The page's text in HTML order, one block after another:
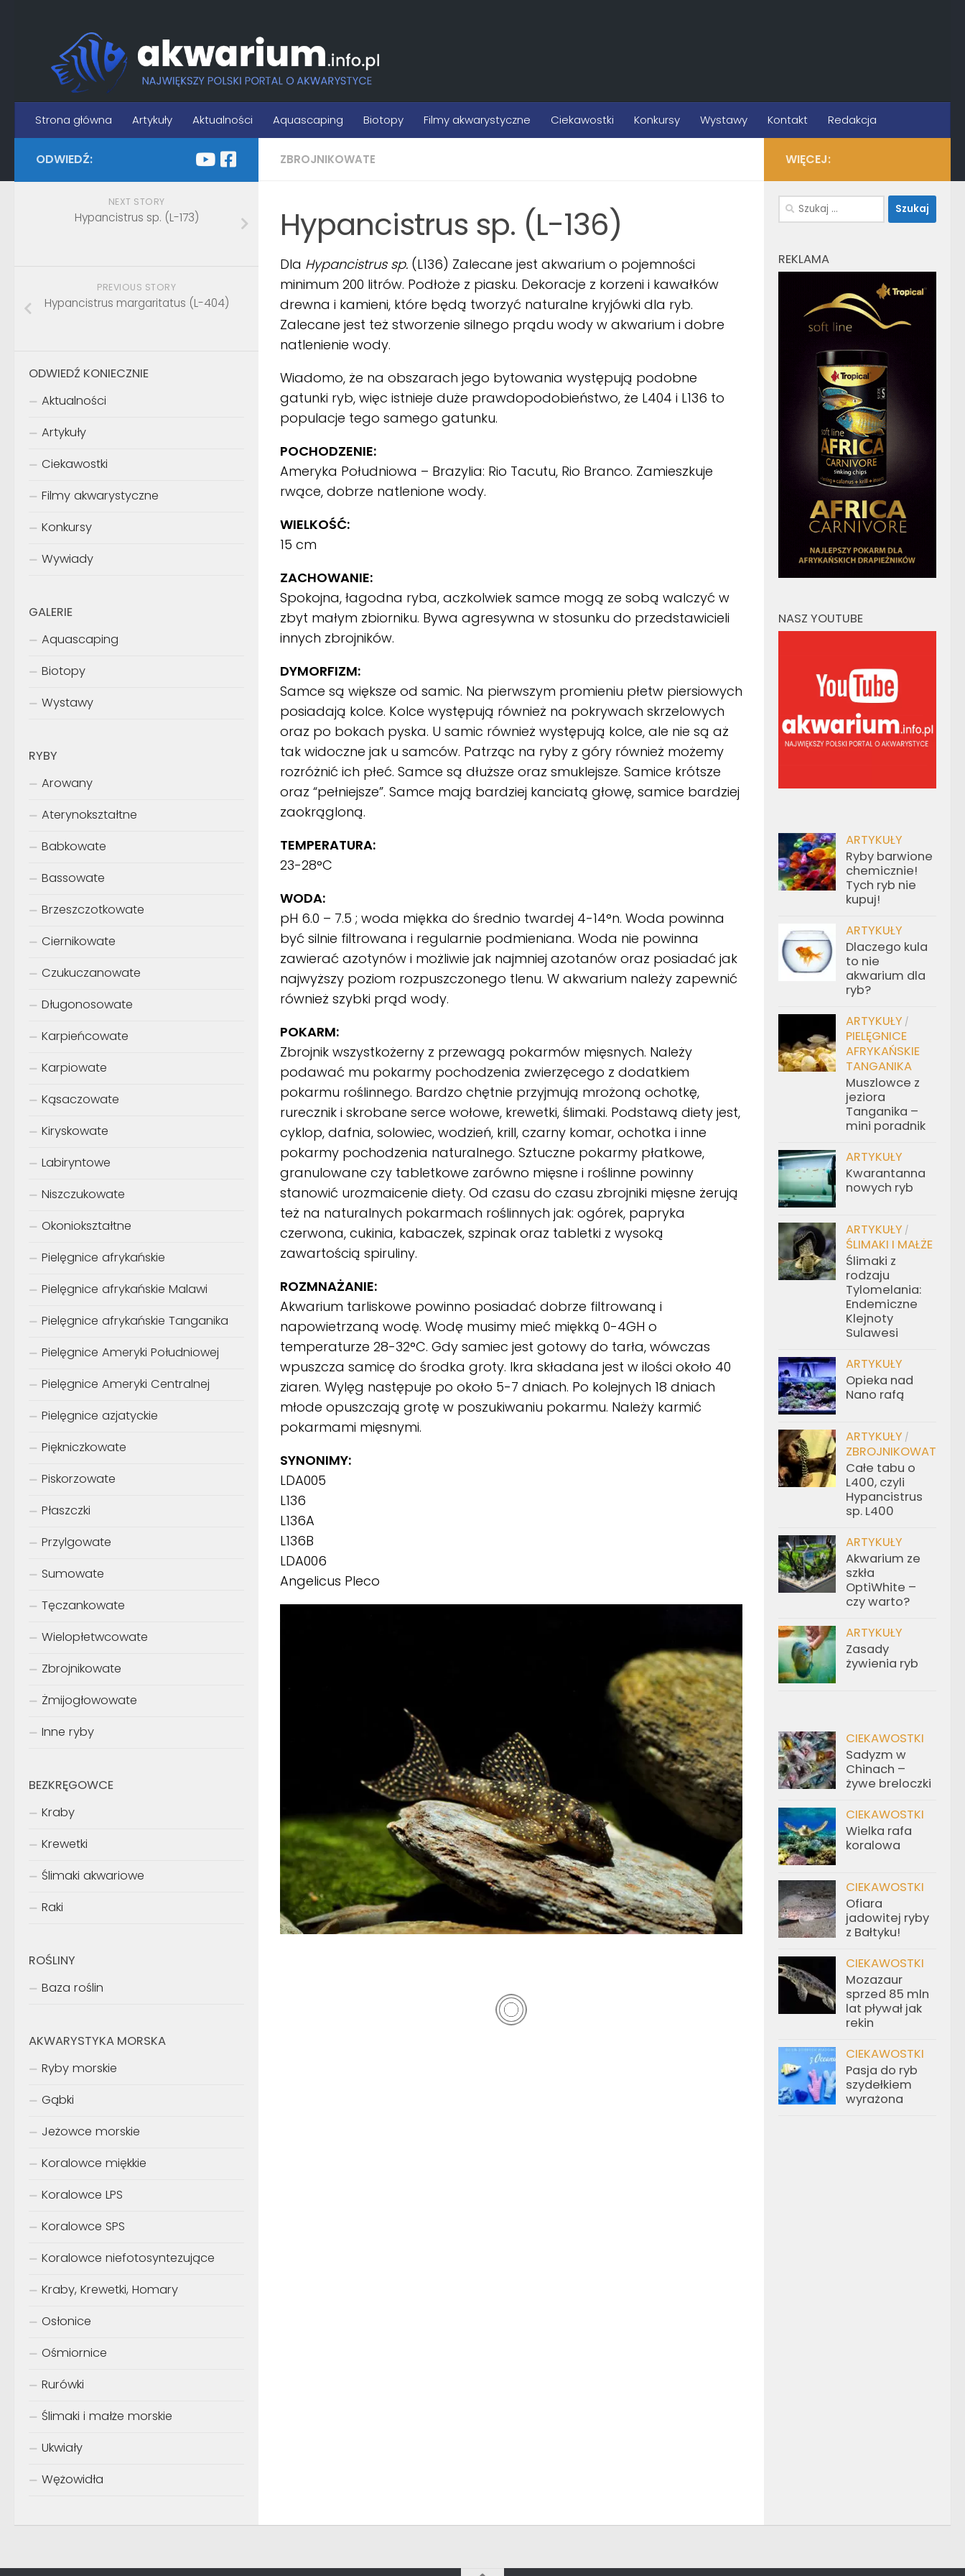
Strona główna Artykuły Aktualności Aquascaping Biotopy Filmy akwarystyczne Ciekawostki Konkursy Wystawy Kontakt Redakcja
ZBROJNIKOWATE
Hypancistrus sp. (L-136)
Dla Hypancistrus sp. (L136) Zalecane jest akwarium o pojemności
minimum 200 litrów. Podłoże z piasku. Dekoracje z korzeni i kawałków
drewna i kamieni, które będą tworzyć naturalne kryjówki dla ryb.
Zalecane jest też stworzenie silnego prądu wody w akwarium i dobre
natlenienie wody.
Wiadomo, że na obszarach jego bytowania występują podobne
gatunki ryb, więc istnieje duże prawdopodobieństwo, że L404 i L136 to
populacje tego samego gatunku.
POCHODZENIE:
Ameryka Południowa – Brazylia: Rio Tacutu, Rio Branco. Zamieszkuje
rwące, dobrze natlenione wody.
WIELKOŚĆ:
15 cm
ZACHOWANIE:
Spokojna, łagodna ryba, aczkolwiek samce mogą ze sobą walczyć w
zbyt małym zbiorniku. Bywa agresywna w stosunku do przedstawicieli
innych zbrojników.
DYMORFIZM:
Samce są większe od samic. Na pierwszym promieniu płetw piersiowych
posiadają kolce. Kolce występują również na pokrywach skrzelowych
oraz po bokach pyska. U samic również występują kolce, ale nie są aż
tak widoczne jak u samców. Patrząc na ryby z góry również możemy
rozróżnić ich płeć. Samce są dłuższe oraz smuklejsze. Samice krótsze
oraz “pełniejsze”. Samce mają bardziej kanciatą głowę, samice bardziej
zaokrągloną.
TEMPERATURA:
23-28°C
WODA:
pH 6.0 – 7.5 ; woda miękka do średnio twardej 4-14°n. Woda powinna
być silnie filtrowana i regularnie podmieniana. Woda nie powinna
zawierać azotynów i możliwie jak najmniej azotanów oraz posiadać jak
najwyższy poziom rozpuszczonego tlenu. W akwarium należy zapewnić
również szybki prąd wody.
POKARM:
Zbrojnik wszystkożerny z przewagą pokarmów mięsnych. Należy
podawać mu pokarmy pochodzenia zwierzęcego z dodatkiem
pokarmu roślinnego. Bardzo chętnie przyjmują mrożoną ochotkę,
rurecznik i skrobane serce wołowe, krewetki, ślimaki. Podstawą diety jest,
cyklop, dafnia, solowiec, wodzień, krill, czarny komar, ochotka i inne
pokarmy pochodzenia naturalnego. Sztuczne pokarmy płatkowe,
granulowane czy tabletkowe zarówno mięsne i roślinne powinny
stanowić urozmaicenie diety. Od czasu do czasu zbrojniki mięsne żerują
też na naturalnych pokarmach roślinnych jak: ogórek, papryka
czerwona, cukinia, kabaczek, szpinak oraz tabletki z wysoką
zawartością spiruliny.
ROZMNAŻANIE:
Akwarium tarliskowe powinno posiadać dobrze filtrowaną i
napowietrzaną wodę. Wodę musimy mieć miękką 0-4GH o
temperaturze 28-32°C. Gdy samiec jest gotowy do tarła, wówczas
wpuszcza samicę do środka groty. Ikra składana jest w ilości około 40
ziaren. Wylęg następuje po około 5-7 dniach. Po kolejnych 18 dniach
młode opuszczają grotę w poszukiwaniu pokarmu. Należy karmić
pokarmami mięsnymi.
SYNONIMY:
LDA005
L136
L136A
L136B
LDA006
Angelicus Pleco
ODWIEDŹ:
NEXT STORY
Hypancistrus sp. (L-173)
PREVIOUS STORY
Hypancistrus margaritatus (L-404)
ODWIEDŹ KONIECZNIE
Aktualności
Artykuły
Ciekawostki
Filmy akwarystyczne
Konkursy
Wywiady
GALERIE
Aquascaping
Biotopy
Wystawy
RYBY
Arowany
Aterynokształtne
Babkowate
Bassowate
Brzeszczotkowate
Ciernikowate
Czukuczanowate
Długonosowate
Karpieńcowate
Karpiowate
Kąsaczowate
Kiryskowate
Labiryntowe
Niszczukowate
Okoniokształtne
Pielęgnice afrykańskie
Pielęgnice afrykańskie Malawi
Pielęgnice afrykańskie Tanganika
Pielęgnice Ameryki Południowej
Pielęgnice Ameryki Centralnej
Pielęgnice azjatyckie
Piękniczkowate
Piskorzowate
Płaszczki
Przylgowate
Sumowate
Tęczankowate
Wielopłetwcowate
Zbrojnikowate
Żmijogłowowate
Inne ryby
BEZKRĘGOWCE
Kraby
Krewetki
Ślimaki akwariowe
Raki
ROŚLINY
Baza roślin
AKWARYSTYKA MORSKA
Ryby morskie
Gąbki
Jeżowce morskie
Koralowce miękkie
Koralowce LPS
Koralowce SPS
Koralowce niefotosyntezujące
Kraby, Krewetki, Homary
Osłonice
Ośmiornice
Rurówki
Ślimaki i małże morskie
Ukwiały
Wężowidła
WIĘCEJ:
Szukaj:
REKLAMA
NASZ YOUTUBE
ARTYKUŁY
Ryby barwione
chemicznie!
Tych ryb nie
kupuj!
ARTYKUŁY
Dlaczego kula
to nie
akwarium dla
ryb?
ARTYKUŁY /
PIELĘGNICE
AFRYKAŃSKIE
TANGANIKA
Muszlowce z
jeziora
Tanganika –
mini poradnik
ARTYKUŁY
Kwarantanna
nowych ryb
ARTYKUŁY /
ŚLIMAKI I MAŁŻE
Ślimaki z
rodzaju
Tylomelania:
Endemiczne
Klejnoty
Sulawesi
ARTYKUŁY
Opieka nad
Nano rafą
ARTYKUŁY /
ZBROJNIKOWATE
Całe tabu o
L400, czyli
Hypancistrus
sp. L400
ARTYKUŁY
Akwarium ze
szkła
OptiWhite –
czy warto?
ARTYKUŁY
Zasady
żywienia ryb
CIEKAWOSTKI
Sadyzm w
Chinach –
żywe breloczki
CIEKAWOSTKI
Wielka rafa
koralowa
CIEKAWOSTKI
Ofiara
jadowitej ryby
z Bałtyku!
CIEKAWOSTKI
Mozazaur
sprzed 85 mln
lat pływał jak
rekin
CIEKAWOSTKI
Pasja do ryb
szydełkiem
wyrażona